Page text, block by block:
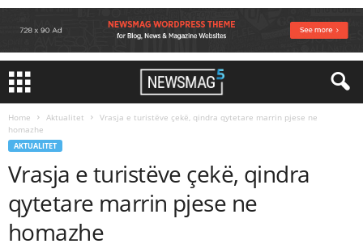
Home Aktualitet
Vrasja e turistëve çekë, qindra qytetare marrin pjese ne
homazhe
AKTUALITET
Vrasja e turistëve çekë, qindra
qytetare marrin pjese ne
homazhe